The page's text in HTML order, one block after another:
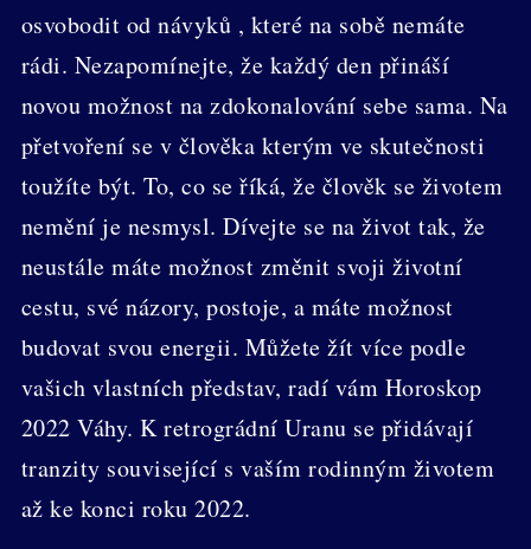
osvobodit od návyků , které na sobě nemáte
rádi. Nezapomínejte, že každý den přináší
novou možnost na zdokonalování sebe sama. Na
přetvoření se v člověka kterým ve skutečnosti
toužíte být. To, co se říká, že člověk se životem
nemění je nesmysl. Dívejte se na život tak, že
neustále máte možnost změnit svoji životní
cestu, své názory, postoje, a máte možnost
budovat svou energii. Můžete žít více podle
vašich vlastních představ, radí vám Horoskop
2022 Váhy. K retrográdní Uranu se přidávají
tranzity související s vaším rodinným životem
až ke konci roku 2022.